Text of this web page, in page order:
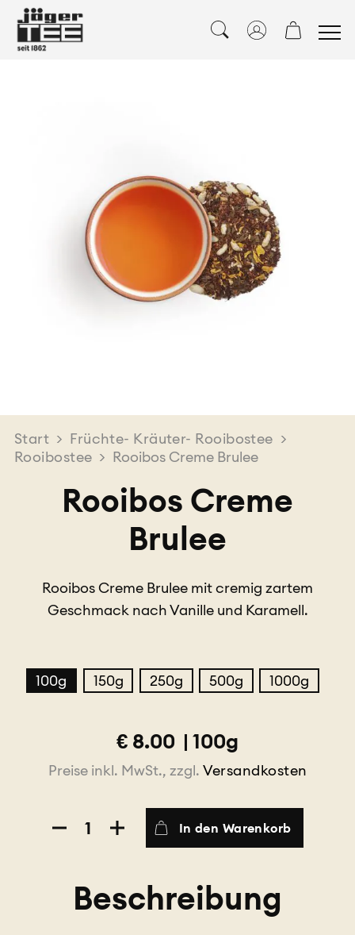
Start > Früchte- Kräuter- Rooibostee >
Rooibostee > Rooibos Creme Brulee
Rooibos Creme
Brulee
Rooibos Creme Brulee mit cremig zartem
Geschmack nach Vanille und Karamell.
100g 150g 250g 500g 1000g
€ 8.00 | 100g
Preise inkl. MwSt., zzgl. Versandkosten
Rooibos
Creme
In den Warenkorb
Beschreibung